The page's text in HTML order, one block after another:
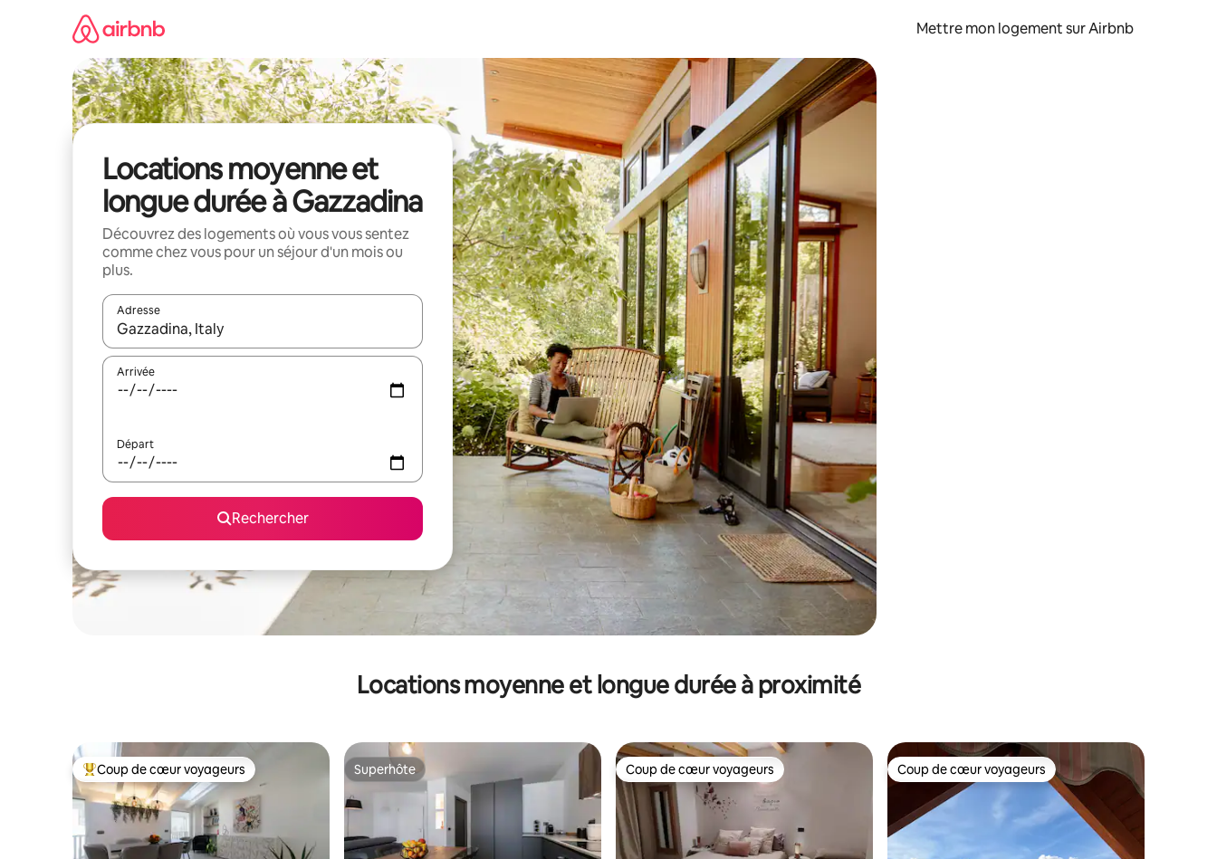
Mettre mon logement sur Airbnb
Locations moyenne et
longue durée à Gazzadina
Découvrez des logements où vous vous sentez
comme chez vous pour un séjour d'un mois ou
plus.
Adresse
Lorsque les résultats s'affichent, utilisez les flèches vers le haut et vers le bas pour les parcourir ou en appuyant et en faisant glisser.
Arrivée
Départ
Rechercher
Locations moyenne et longue durée à proximité
Coups de cœur voyageurs les plus appréciés
Coup de cœur voyageurs Superhôte
Superhôte Coup de cœur voyageurs
Coup de cœur voyageurs Coup de cœur voyageurs
Coup de cœur voyageurs